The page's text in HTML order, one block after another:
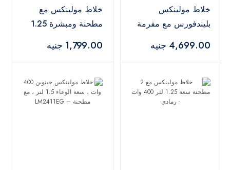
خلاط مولينكس
بليندفورس مع مفرمة
أبيض - LM42X2EG
4,699.00 جنيه
خلاط مولينكس مع
مطحنة ومبشرة 1.25
1,799.00 جنيه